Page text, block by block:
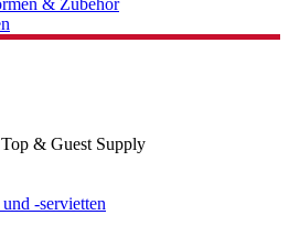
& Zubehör
& Guest Supply
-servietten